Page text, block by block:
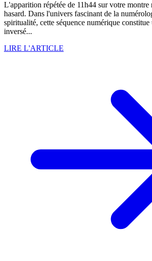
L'apparition répétée de 11h44 sur votre montre
hasard. Dans l'univers fascinant de la
spiritualité, cette séquence numérique
inversé...
LIRE L'ARTICLE